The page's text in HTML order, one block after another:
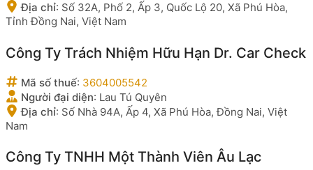
Địa chỉ: Số 32A, Phố 2, Ấp 3, Quốc Lộ 20, Xã Phú Hòa,
Tỉnh Đồng Nai, Việt Nam
Công Ty Trách Nhiệm Hữu Hạn Dr. Car Check
Mã số thuế: 3604005542
Người đại diện: Lau Tú Quyên
Địa chỉ: Số Nhà 94A, Ấp 4, Xã Phú Hòa, Đồng Nai, Việt
Nam
Công Ty TNHH Một Thành Viên Âu Lạc